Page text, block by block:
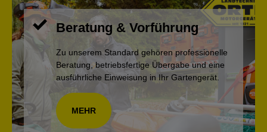
Beratung & Vorführung
Zu unserem Standard gehören professionelle
Beratung, betriebsfertige Übergabe und eine
ausführliche Einweisung in Ihr Gartengerät.
MEHR